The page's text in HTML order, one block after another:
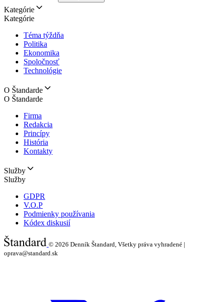
Kategórie
Kategórie
Téma týždňa
Politika
Ekonomika
Spoločnosť
Technológie
O Štandarde
O Štandarde
Firma
Redakcia
Princípy
História
Kontakty
Služby
Služby
GDPR
V.O.P
Podmienky používania
Kódex diskusií
© 2026 Denník Štandard, Všetky práva vyhradené |
oprava@standard.sk